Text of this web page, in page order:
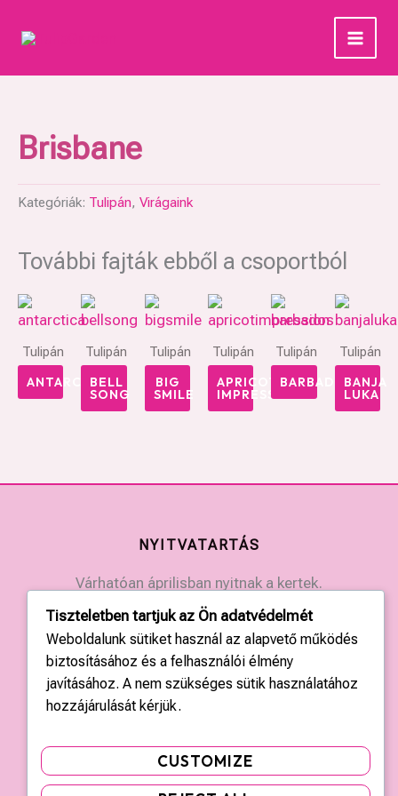
Brisbane
Kategóriák: Tulipán, Virágaink
További fajták ebből a csoportból
Tulipán
ANTARCTICA
Tulipán
BELL
SONG
Tulipán
BIG
SMILE
Tulipán
APRICOT
IMPRESSION
Tulipán
BARBADOS
Tulipán
BANJA
LUKA
NYITVATARTÁS
Várhatóan áprilisban nyitnak a kertek.
Érdeklődjön a kertek elérhetőségein.
KAPCSOLAT
Országos központ: +36 20 428 3010
Tiszteletben tartjuk az Ön adatvédelmét
Weboldalunk sütiket használ az alapvető működés
biztosításához és a felhasználói élmény
javításához. A nem szükséges sütik használatához
hozzájárulását kérjük.
CUSTOMIZE